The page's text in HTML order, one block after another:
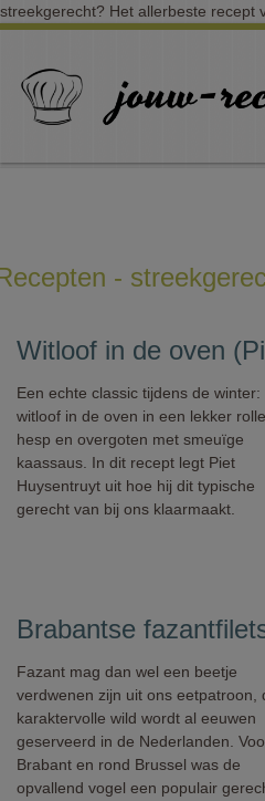
streekgerecht? Het allerbeste recept
-
Witloof in de oven
Een echte classic tijdens de winter:
witloof in de oven in een lekker
hesp en overgoten met smeuïge
kaassaus. In dit recept legt Piet
Huysentruyt uit hoe hij dit typische
gerecht van bij ons klaarmaakt.
Brabantse
Fazant mag dan wel een beetje
verdwenen zijn uit ons eetpatroon,
karaktervolle wild wordt al eeuwen
geserveerd in de Nederlanden.
Brabant en rond Brussel was de
opvallend vogel een populair